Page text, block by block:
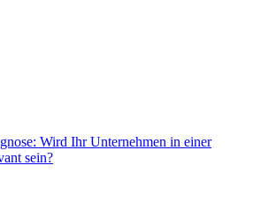
Wird Ihr Unternehmen in einer
sein?